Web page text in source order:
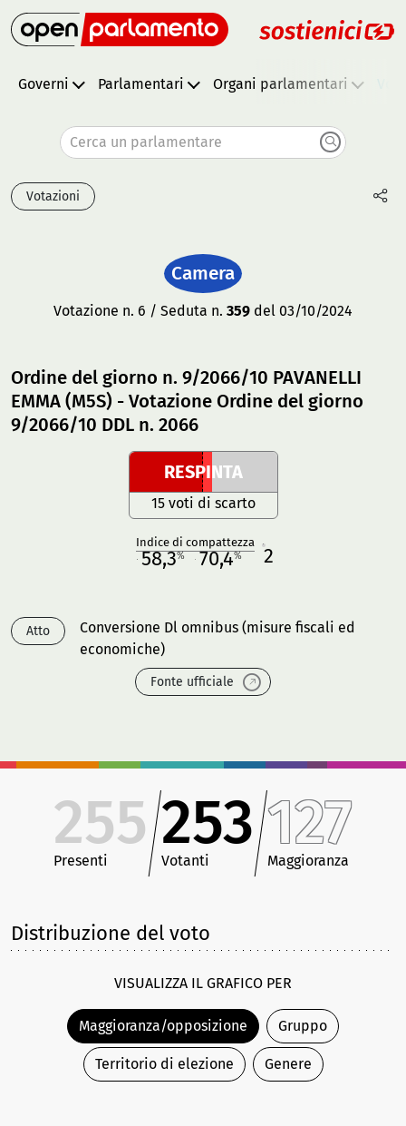
Governi Parlamentari Organi parlamentari
Cerca un parlamentare
Votazioni
Camera
Votazione n. 6 / Seduta n. 359 del 03/10/2024
Ordine del giorno n. 9/2066/10 PAVANELLI
EMMA (M5S) - Votazione Ordine del giorno
9/2066/10 DDL n. 2066
RESPINTA
15 voti di scarto
Indice di compattezza
58,3% 70,4% 2
Atto
Conversione Dl omnibus (misure fiscali ed
economiche)
Fonte ufficiale
255
Presenti
253
Votanti
127
Maggioranza
Distribuzione del voto
VISUALIZZA IL GRAFICO PER
Maggioranza/opposizione Gruppo
Territorio di elezione Genere